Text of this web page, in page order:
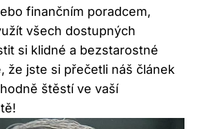
finančním poradcem,
všech dostupných
si klidné a bezstarostné
že jste si přečetli náš článek
štěstí ve vaší